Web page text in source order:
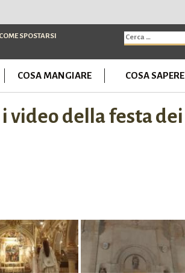
COME SPOSTARSI
Ricerca
per:
COSA MANGIARE COSA SAPERE
i video della festa dei